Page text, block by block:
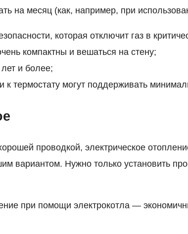
на месяц (как, например, при
которая отключит газ в
компактны и вешаться на стену;
и более;
к термостату могут поддерживать
проводкой, электрическое
вариантом. Нужно только установить
при помощи электрокотла —